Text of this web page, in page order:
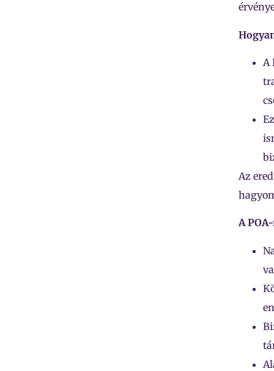
A
Az
A